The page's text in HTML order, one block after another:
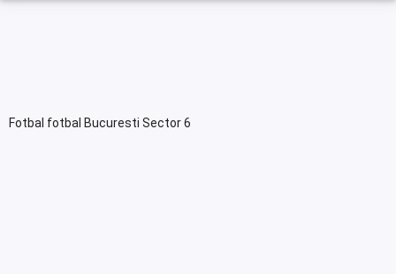
Fotbal fotbal Bucuresti Sector 6